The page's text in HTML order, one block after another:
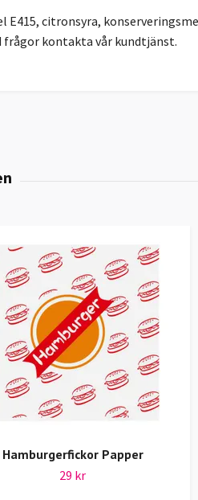
citronsyra,
kontakta vår kundtjänst.
Hamburgerfickor Papper
29 kr